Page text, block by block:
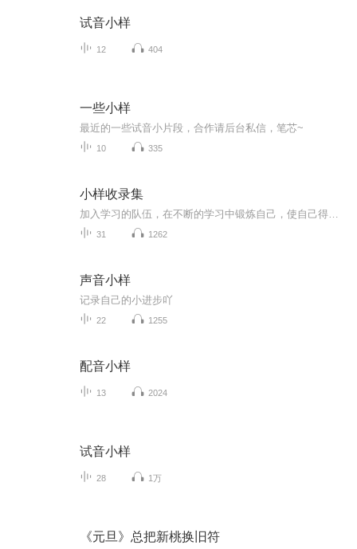
试音小样
12 404
一些小样
最近的一些试音小片段，合作请后台私信，笔芯~
10 335
小样收录集
31 1262
声音小样
记录自己的小进步吖
22 1255
配音小样
13 2024
试音小样
28 1万
《元旦》总把新桃换旧符